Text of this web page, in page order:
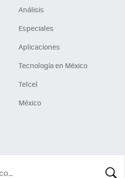
Análisis
Especiales
Aplicaciones
Tecnología en México
Telcel
México